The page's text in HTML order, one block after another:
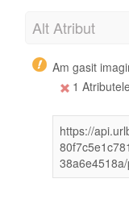
Alt Atribut
Am gasit
1
https://